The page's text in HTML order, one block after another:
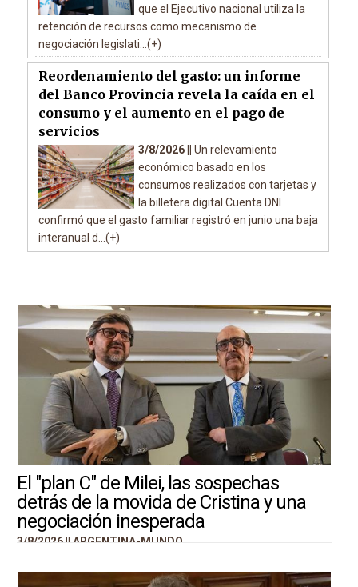
que el Ejecutivo nacional utiliza la
retención de recursos como mecanismo de
negociación legislati...(+)
Reordenamiento del gasto: un informe
del Banco Provincia revela la caída en el
consumo y el aumento en el pago de
servicios
3/8/2026 || Un relevamiento
económico basado en los
consumos realizados con tarjetas y
la billetera digital Cuenta DNI
confirmó que el gasto familiar registró en junio una baja
interanual d...(+)
El "plan C" de Milei, las sospechas
detrás de la movida de Cristina y una
negociación inesperada
3/8/2026 || ARGENTINA-MUNDO